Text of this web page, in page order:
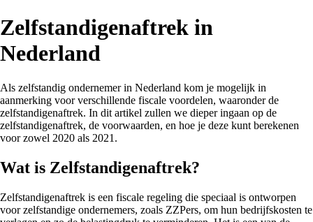
Zelfstandigenaftrek in
Nederland
Als zelfstandig ondernemer in Nederland kom je mogelijk in
aanmerking voor verschillende fiscale voordelen, waaronder de
zelfstandigenaftrek. In dit artikel zullen we dieper ingaan op de
zelfstandigenaftrek, de voorwaarden, en hoe je deze kunt berekenen
voor zowel 2020 als 2021.
Wat is Zelfstandigenaftrek?
Zelfstandigenaftrek is een fiscale regeling die speciaal is ontworpen
voor zelfstandige ondernemers, zoals ZZPers, om hun bedrijfskosten te